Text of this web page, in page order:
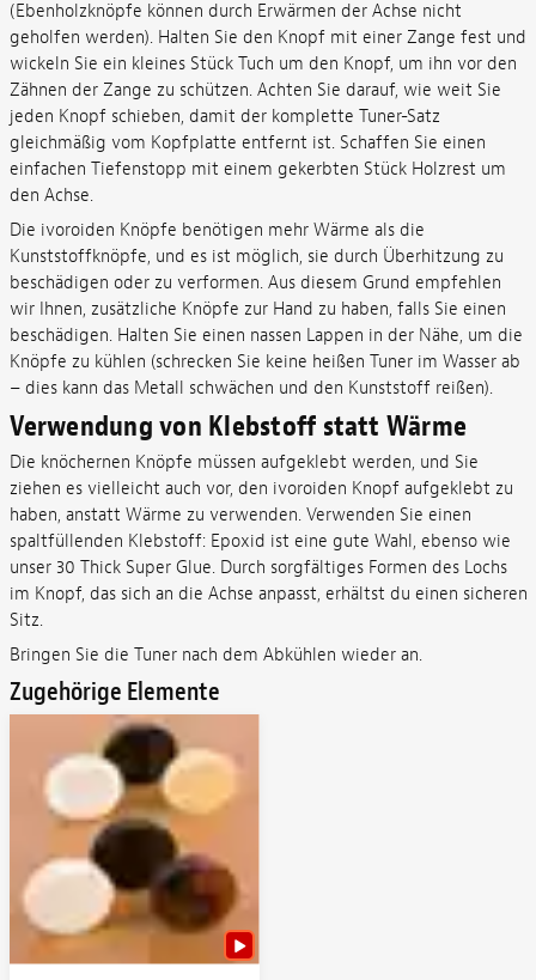
(Ebenholzknöpfe können durch Erwärmen der Achse nicht
geholfen werden). Halten Sie den Knopf mit einer Zange fest und
wickeln Sie ein kleines Stück Tuch um den Knopf, um ihn vor den
Zähnen der Zange zu schützen. Achten Sie darauf, wie weit Sie
jeden Knopf schieben, damit der komplette Tuner-Satz
gleichmäßig vom Kopfplatte entfernt ist. Schaffen Sie einen
einfachen Tiefenstopp mit einem gekerbten Stück Holzrest um
den Achse.
Die ivoroiden Knöpfe benötigen mehr Wärme als die
Kunststoffknöpfe, und es ist möglich, sie durch Überhitzung zu
beschädigen oder zu verformen. Aus diesem Grund empfehlen
wir Ihnen, zusätzliche Knöpfe zur Hand zu haben, falls Sie einen
beschädigen. Halten Sie einen nassen Lappen in der Nähe, um die
Knöpfe zu kühlen (schrecken Sie keine heißen Tuner im Wasser ab
– dies kann das Metall schwächen und den Kunststoff reißen).
Verwendung von Klebstoff statt Wärme
Die knöchernen Knöpfe müssen aufgeklebt werden, und Sie
ziehen es vielleicht auch vor, den ivoroiden Knopf aufgeklebt zu
haben, anstatt Wärme zu verwenden. Verwenden Sie einen
spaltfüllenden Klebstoff: Epoxid ist eine gute Wahl, ebenso wie
unser 30 Thick Super Glue. Durch sorgfältiges Formen des Lochs
im Knopf, das sich an die Achse anpasst, erhältst du einen sicheren
Sitz.
Bringen Sie die Tuner nach dem Abkühlen wieder an.
Zugehörige Elemente